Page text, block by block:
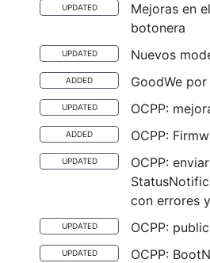
UPDATED
Mejoras en
botonera
UPDATED Nuevos
ADDED GoodWe
UPDATED OCPP:
ADDED OCPP:
UPDATED
OCPP: enviar
con errores
UPDATED OCPP:
UPDATED
OCPP: